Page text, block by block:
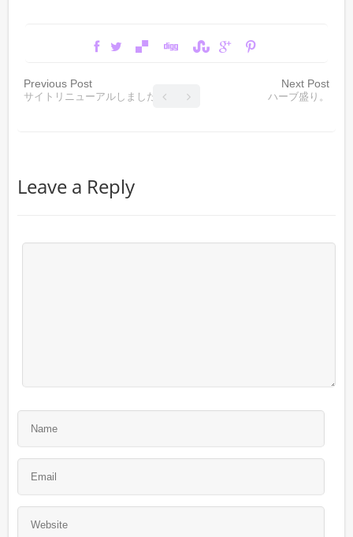
Previous Post
サイトリニューアルしました
Next Post
ハーブ盛り。
Leave a Reply